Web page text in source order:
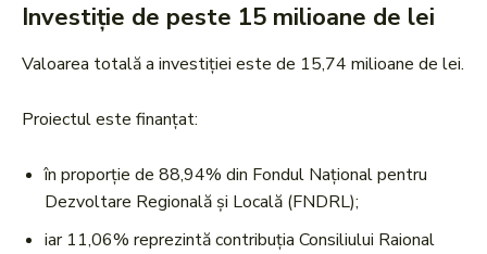
Investiție de peste 15 milioane de lei
Valoarea totală a investiției este de 15,74 milioane de lei.
Proiectul este finanțat:
în proporție de 88,94% din Fondul Național pentru
Dezvoltare Regională și Locală (FNDRL);
iar 11,06% reprezintă contribuția Consiliului Raional